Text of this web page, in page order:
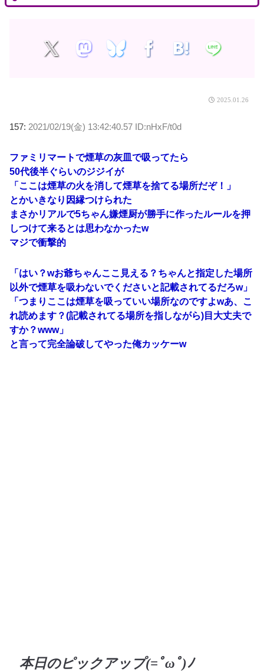
2025.01.26
157: 2021/02/19(金) 13:42:40.57 ID:nHxF/t0d
ファミリマートで煙草の灰皿で吸ってたら
50代後半ぐらいのジジイが
「ここは煙草の火を消して煙草を捨てる場所だぞ！」
とかいきなり因縁つけられた
まさかリアルで5ちゃん嫌煙厨が勝手に作ったルールを押
しつけて来るとは思わなかったw
マジで衝撃的
「はい？wお爺ちゃんここ見える？ちゃんと指定した場所
以外で煙草を吸わないでくださいと記載されてるだろw」
「つまりここは煙草を吸っていい場所なのですよwあ、こ
れ読めます？(記載されてる場所を指しながら)目大丈夫で
すか？www」
と言って完全論破してやった俺カッケーw
本日のピックアップ(=ﾟωﾟ)ﾉ